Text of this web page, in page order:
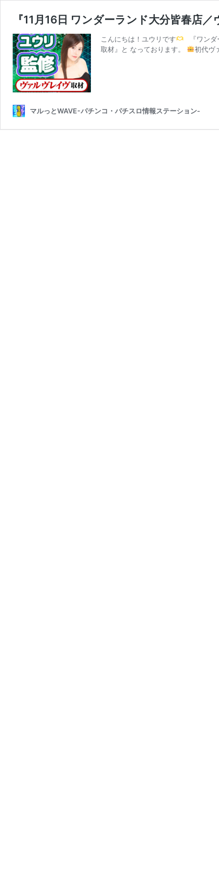
『11月16日 ワンダーランド大分皆春店
こんにちは！ユウリです
『ワン
取材』と なっております。
初代ヴ
マルっとWAVE-パチンコ・パチスロ情報ステーション-